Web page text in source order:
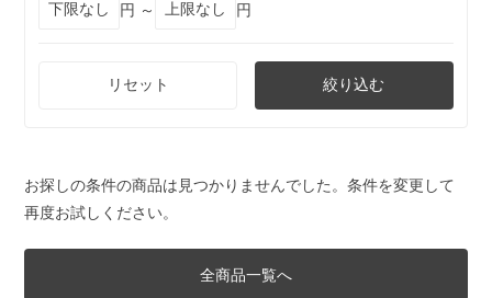
円 ～
円
リセット 絞り込む
お探しの条件の商品は見つかりませんでした。条件を変更して
再度お試しください。
全商品一覧へ